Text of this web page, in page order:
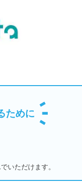
ために
いただけます。